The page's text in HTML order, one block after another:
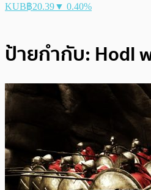
KUB฿20.39▼ 0.40%
ป้ายกำกับ: Hodl